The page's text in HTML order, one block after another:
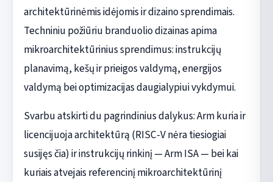
architektūrinėmis idėjomis ir dizaino sprendimais.
Techniniu požiūriu branduolio dizainas apima
mikroarchitektūrinius sprendimus: instrukcijų
planavimą, kešų ir prieigos valdymą, energijos
valdymą bei optimizacijas daugialypiui vykdymui.
Svarbu atskirti du pagrindinius dalykus: Arm kuria ir
licencijuoja architektūrą (RISC-V nėra tiesiogiai
susijęs čia) ir instrukcijų rinkinį — Arm ISA — bei kai
kuriais atvejais referencinį mikroarchitektūrinį